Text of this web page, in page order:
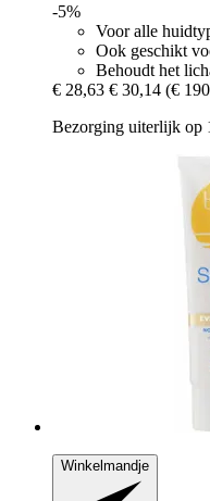
-5%
Voor alle
Ook geschikt
Behoudt het
€ 28,63 € 30,14 (€
Bezorging uiterlijk op
Winkelmandje